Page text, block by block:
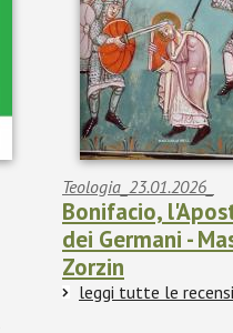
Teologia_23.01.2026_
Bonifacio,
dei Germani -
Zorzin
leggi tutte le